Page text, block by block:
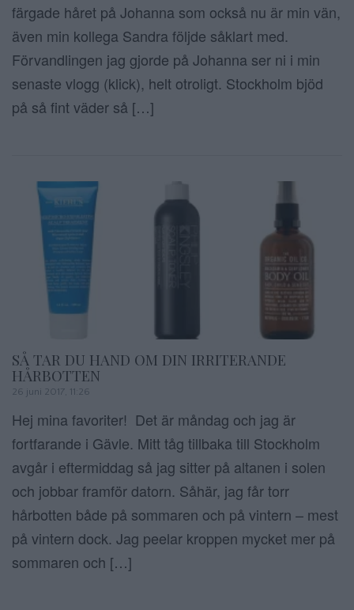
färgade håret på Johanna som också nu är min vän,
även min kollega Sandra följde såklart med.
Förvandlingen jag gjorde på Johanna ser ni i min
senaste vlogg (klick), helt otroligt. Stockholm bjöd
på så fint väder så […]
SÅ TAR DU HAND OM DIN IRRITERANDE
HÅRBOTTEN
26 juni 2017, 11:26
Hej mina favoriter! Det är måndag och jag är
fortfarande i Gävle. Mitt tåg tillbaka till Stockholm
avgår i eftermiddag så jag sitter på altanen i solen
och jobbar framför datorn. Såhär, jag får torr
hårbotten både på sommaren och på vintern – mest
på vintern dock. Jag peelar kroppen mycket mer på
sommaren och […]